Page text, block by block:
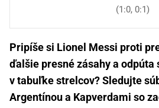
(1:0, 0:1)
Pripíše si Lionel Messi proti
ďalšie presné zásahy a odpúta
v tabuľke strelcov? Sledujte
Argentínou a Kapverdami so